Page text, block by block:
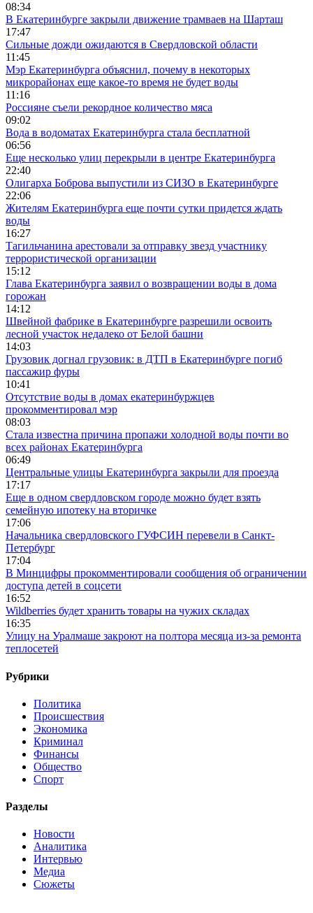
08:34
В Екатеринбурге закрыли движение трамваев на Шарташ
17:47
Сильные дожди ожидаются в Свердловской области
11:45
Мэр Екатеринбурга объяснил, почему в некоторых
микрорайонах еще какое-то время не будет воды
11:16
Россияне съели рекордное количество мяса
09:02
Вода в водоматах Екатеринбурга стала бесплатной
06:56
Еще несколько улиц перекрыли в центре Екатеринбурга
22:40
Олигарха Боброва выпустили из СИЗО в Екатеринбурге
22:06
Жителям Екатеринбурга еще почти сутки придется ждать
воды
16:27
Тагильчанина арестовали за отправку звезд участнику
террористической организации
15:12
Глава Екатеринбурга заявил о возвращении воды в дома
горожан
14:12
Швейной фабрике в Екатеринбурге разрешили освоить
лесной участок недалеко от Белой башни
14:03
Грузовик догнал грузовик: в ДТП в Екатеринбурге погиб
пассажир фуры
10:41
Отсутствие воды в домах екатеринбуржцев
прокомментировал мэр
08:03
Стала известна причина пропажи холодной воды почти во
всех районах Екатеринбурга
06:49
Центральные улицы Екатеринбурга закрыли для проезда
17:17
Еще в одном свердловском городе можно будет взять
семейную ипотеку на вторичке
17:06
Начальника свердловского ГУФСИН перевели в Санкт-
Петербург
17:04
В Минцифры прокомментировали сообщения об ограничении
доступа детей в соцсети
16:52
Wildberries будет хранить товары на чужих складах
16:35
Улицу на Уралмаше закроют на полтора месяца из-за ремонта
теплосетей
Рубрики
Политика
Происшествия
Экономика
Криминал
Финансы
Общество
Спорт
Разделы
Новости
Аналитика
Интервью
Медиа
Сюжеты